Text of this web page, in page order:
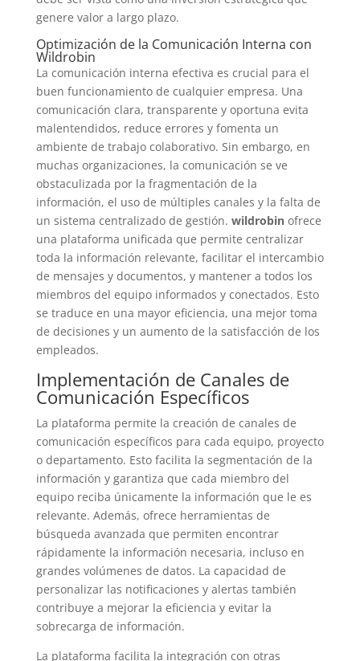
genere valor a largo plazo.
Optimización de la Comunicación Interna con
Wildrobin
La comunicación interna efectiva es crucial para el
buen funcionamiento de cualquier empresa. Una
comunicación clara, transparente y oportuna evita
malentendidos, reduce errores y fomenta un
ambiente de trabajo colaborativo. Sin embargo, en
muchas organizaciones, la comunicación se ve
obstaculizada por la fragmentación de la
información, el uso de múltiples canales y la falta de
un sistema centralizado de gestión. wildrobinofrece
una plataforma unificada que permite centralizar
toda la información relevante, facilitar el intercambio
de mensajes y documentos, y mantener a todos los
miembros del equipo informados y conectados. Esto
se traduce en una mayor eficiencia, una mejor toma
de decisiones y un aumento de la satisfacción de los
empleados.
Implementación de Canales de
Comunicación Específicos
La plataforma permite la creación de canales de
comunicación específicos para cada equipo, proyecto
o departamento. Esto facilita la segmentación de la
información y garantiza que cada miembro del
equipo reciba únicamente la información que le es
relevante. Además, ofrece herramientas de
búsqueda avanzada que permiten encontrar
rápidamente la información necesaria, incluso en
grandes volúmenes de datos. La capacidad de
personalizar las notificaciones y alertas también
contribuye a mejorar la eficiencia y evitar la
sobrecarga de información.
La plataforma facilita la integración con otras